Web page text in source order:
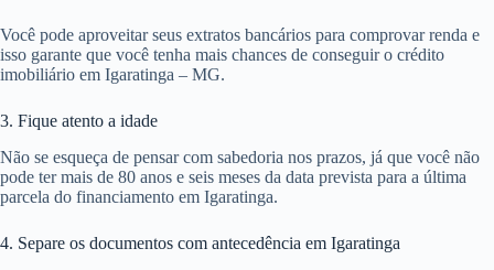
Você pode aproveitar seus extratos bancários para comprovar renda e
isso garante que você tenha mais chances de conseguir o crédito
imobiliário em Igaratinga – MG.
3. Fique atento a idade
Não se esqueça de pensar com sabedoria nos prazos, já que você não
pode ter mais de 80 anos e seis meses da data prevista para a última
parcela do financiamento em Igaratinga.
4. Separe os documentos com antecedência em Igaratinga